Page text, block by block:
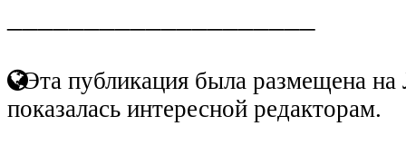
Эта публикация была размещена на
показалась интересной редакторам.